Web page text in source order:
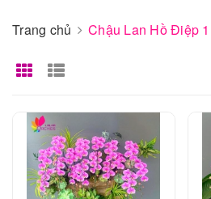
Trang chủ Chậu Lan Hồ Điệp